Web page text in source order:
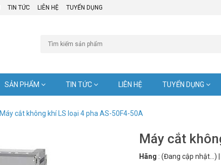
TIN TỨC LIÊN HỆ TUYỂN DỤNG
SẢN PHẨM TIN TỨC LIÊN HỆ TUYỂN DỤNG
Máy cắt không khí LS loại 4 pha AS-50F4-50A
Máy cắt
Hãng : (Đang cập nhật...)